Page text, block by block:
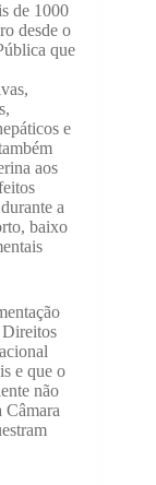
de 1000
desde o
que
e
aos
a
baixo
e que o
não
Câmara